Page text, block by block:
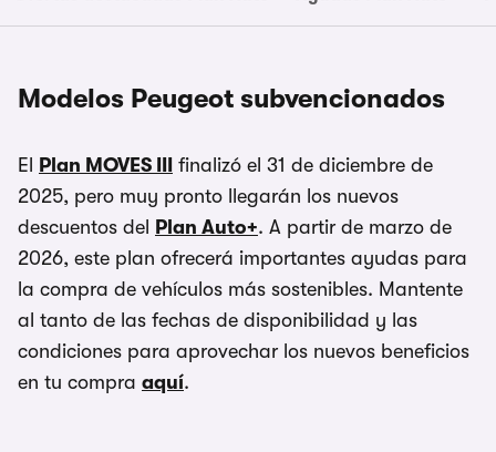
Modelos Peugeot subvencionados
El Plan MOVES III
finalizó el 31 de diciembre de
2025, pero muy pronto llegarán los nuevos
descuentos del
Plan Auto+. A partir de marzo de
2026, este plan ofrecerá importantes ayudas para
la compra de vehículos más sostenibles. Mantente
al tanto de las fechas de disponibilidad y las
condiciones para aprovechar los nuevos beneficios
en tu compra aquí.